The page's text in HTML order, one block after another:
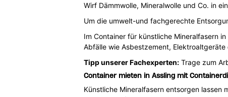
Wirf Dämmwolle, Mineralwolle und Co. in
Um die umwelt-und fachgerechte
Im Container für künstliche Mineralfasern
Abfälle wie Asbestzement,
Tipp unserer Fachexperten:Trage zum
Container mieten in Assling mit
Künstliche Mineralfasern entsorgen lassen